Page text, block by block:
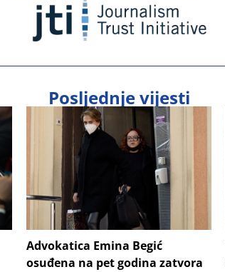
Posljednje vijesti
Advokatica Emina Begić
osuđena na pet godina zatvora